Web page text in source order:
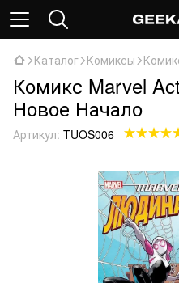
Каталог Комиксы
Комикс Marvel
Новое Начало
Артикул: TUOS006